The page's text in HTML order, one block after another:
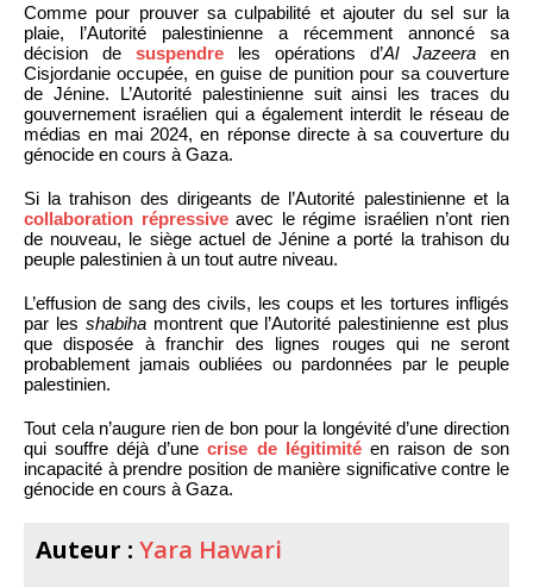
Comme pour prouver sa culpabilité et ajouter du sel sur la
plaie, l’Autorité palestinienne a récemment annoncé sa
décision de suspendre les opérations d’Al Jazeera en
Cisjordanie occupée, en guise de punition pour sa couverture
de Jénine. L’Autorité palestinienne suit ainsi les traces du
gouvernement israélien qui a également interdit le réseau de
médias en mai 2024, en réponse directe à sa couverture du
génocide en cours à Gaza.
Si la trahison des dirigeants de l’Autorité palestinienne et la
collaboration répressiveavec le régime israélien n’ont rien
de nouveau, le siège actuel de Jénine a porté la trahison du
peuple palestinien à un tout autre niveau.
L’effusion de sang des civils, les coups et les tortures infligés
par les shabihamontrent que l’Autorité palestinienne est plus
que disposée à franchir des lignes rouges qui ne seront
probablement jamais oubliées ou pardonnées par le peuple
palestinien.
Tout cela n’augure rien de bon pour la longévité d’une direction
qui souffre déjà d’unecrise de légitimitéen raison de son
incapacité à prendre position de manière significative contre le
génocide en cours à Gaza.
Auteur : Yara Hawari